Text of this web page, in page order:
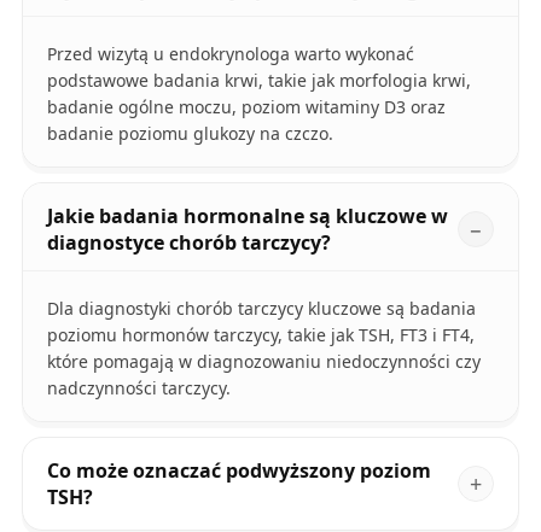
Przed wizytą u endokrynologa warto wykonać
podstawowe badania krwi, takie jak morfologia krwi,
badanie ogólne moczu, poziom witaminy D3 oraz
badanie poziomu glukozy na czczo.
Jakie badania hormonalne są kluczowe w
diagnostyce chorób tarczycy?
Dla diagnostyki chorób tarczycy kluczowe są badania
poziomu hormonów tarczycy, takie jak TSH, FT3 i FT4,
które pomagają w diagnozowaniu niedoczynności czy
nadczynności tarczycy.
Co może oznaczać podwyższony poziom
TSH?